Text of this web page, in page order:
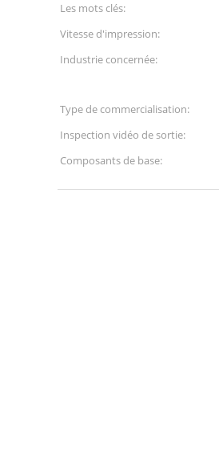
Les mots clés:
Vitesse d'impression:
Industrie concernée:
Type de commercialisation:
Inspection vidéo de sortie:
Composants de base: